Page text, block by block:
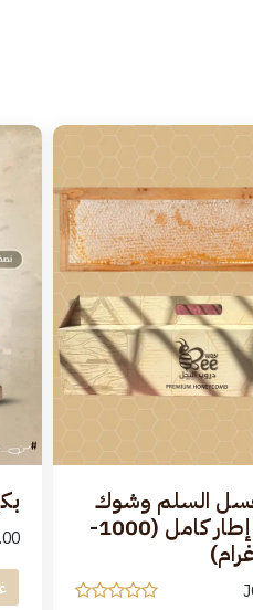
السلم وشوك
المرار - إطار كامل (1000-